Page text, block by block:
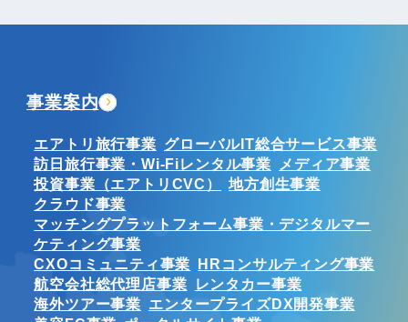
事業案内
エアトリ旅行事業 グローバルIT総合サービス事業
訪日旅行事業・Wi-Fiレンタル事業
メディア事業
投資事業（エアトリCVC）
地方創生事業
クラウド事業
マッチングプラットフォーム事業・デジタルマー
ケティング事業
CXOコミュニティ事業 HRコンサルティング事業
航空会社総代理店事業
レンタカー事業
海外ツアー事業 エンタープライズDX開発事業